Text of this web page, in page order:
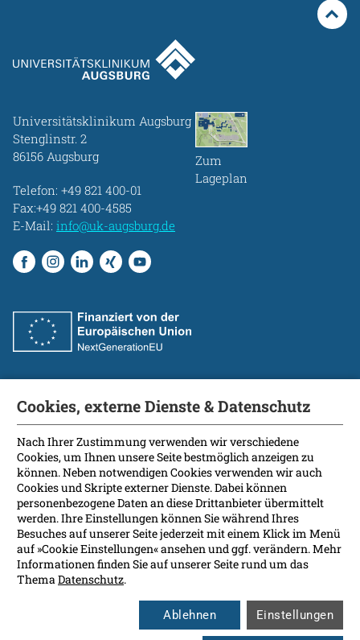
Universitätsklinikum Augsburg
Stenglinstr. 2
86156 Augsburg
Telefon: +49 821 400-01
Fax:+49 821 400-4585
E-Mail: info@uk-augsburg.de
Zum
Lageplan
Fakultät
International Patients
Kontakt
Presse
Soziale Medien
Barrierefreiheit
Datenschutz
Impressum
Cookies, externe Dienste & Datenschutz
Nach Ihrer Zustimmung verwenden wir verschiedene
Cookies, um Ihnen unsere Seite bestmöglich anzeigen zu
können. Neben notwendigen Cookies verwenden wir auch
Cookies und Skripte externer Dienste. Dabei können
personenbezogene Daten an diese Drittanbieter übermittelt
werden. Ihre Einstellungen können Sie während Ihres
Besuches auf unserer Seite jederzeit mit einem Klick im Menü
auf »Cookie Einstellungen« ansehen und ggf. verändern. Mehr
Informationen finden Sie auf unserer Seite rund um das
ThemaDatenschutz.
Ablehnen Einstellungen